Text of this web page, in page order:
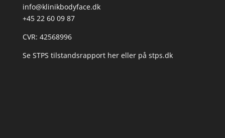
info@klinikbodyface.dk
+45 22 60 09 87
CVR: 42568996
Se STPS tilstandsrapport hereller på stps.dk